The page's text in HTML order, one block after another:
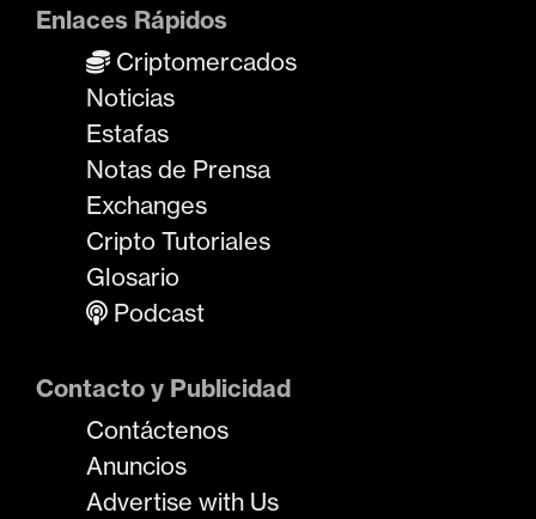
Enlaces Rápidos
Criptomercados
Noticias
Estafas
Notas de Prensa
Exchanges
Cripto Tutoriales
Glosario
Podcast
Contacto y Publicidad
Contáctenos
Anuncios
Advertise with Us